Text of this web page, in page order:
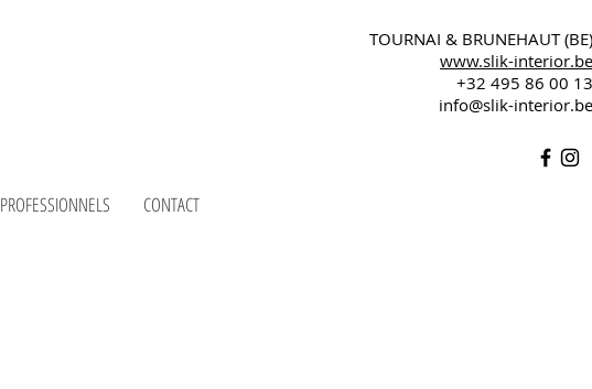
TOURNAI & BRUNEHAUT (BE)
www.slik-interior.be
+32 495 86 00 13
info@slik-interior.be
PROFESSIONNELS CONTACT